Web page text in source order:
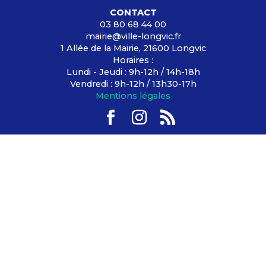
CONTACT
03 80 68 44 00
mairie@ville-longvic.fr
1 Allée de la Mairie, 21600 Longvic
Horaires :
Lundi - Jeudi : 9h-12h / 14h-18h
Vendredi : 9h-12h / 13h30-17h
Mentions légales